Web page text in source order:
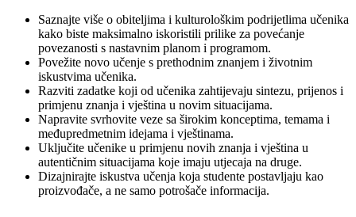
Saznajte više o obiteljima i kulturološkim podrijetlima učenika
kako biste maksimalno iskoristili prilike za povećanje
povezanosti s nastavnim planom i programom.
Povežite novo učenje s prethodnim znanjem i životnim
iskustvima učenika.
Razviti zadatke koji od učenika zahtijevaju sintezu, prijenos i
primjenu znanja i vještina u novim situacijama.
Napravite svrhovite veze sa širokim konceptima, temama i
međupredmetnim idejama i vještinama.
Uključite učenike u primjenu novih znanja i vještina u
autentičnim situacijama koje imaju utjecaja na druge.
Dizajnirajte iskustva učenja koja studente postavljaju kao
proizvođače, a ne samo potrošače informacija.